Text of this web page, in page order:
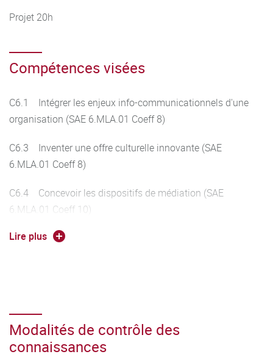
Projet 20h
Compétences visées
C6.1 Intégrer les enjeux info-communicationnels d'une
organisation (SAE 6.MLA.01 Coeff 8)
C6.3 Inventer une offre culturelle innovante (SAE
6.MLA.01 Coeff 8)
C6.4 Concevoir les dispositifs de médiation (SAE
6.MLA.01 Coeff 10)
C6.5 Manager des ressources et des équipes en fonction
Lire plus
Modalités de contrôle des
connaissances